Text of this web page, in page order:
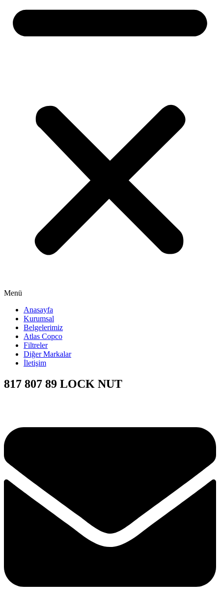
Menü
Anasayfa
Kurumsal
Belgelerimiz
Atlas Copco
Filtreler
Diğer Markalar
İletişim
817 807 89 LOCK NUT